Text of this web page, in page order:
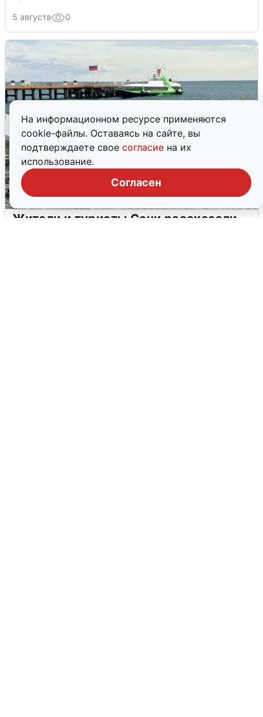
На информационном ресурсе применяются
cookie-файлы. Оставаясь на сайте, вы
подтверждаете свое согласие на их
использование.
Согласен
5 августа 0
Жители и туристы Сочи рассказали